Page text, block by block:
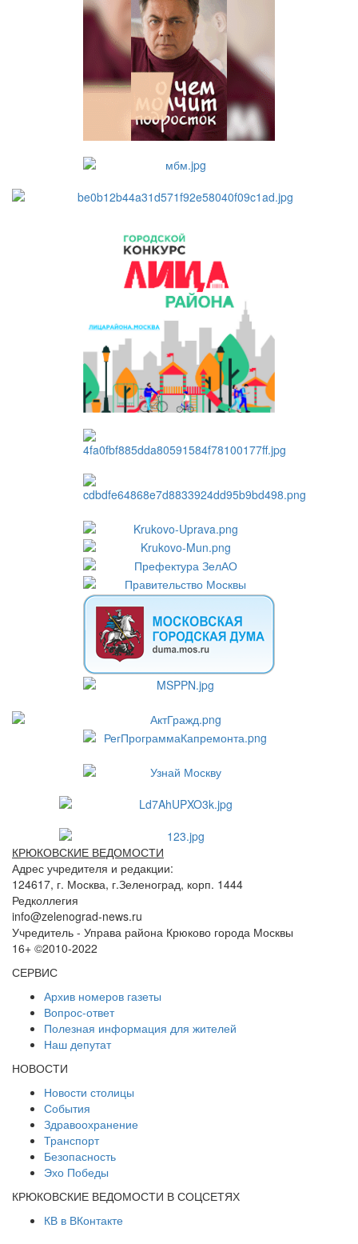
КРЮКОВСКИЕ ВЕДОМОСТИ
Адрес учредителя и редакции:
124617, г. Москва, г.Зеленоград, корп. 1444
Редколлегия
info@zelenograd-news.ru
Учредитель - Управа района Крюково города Москвы
16+ ©2010-2022
СЕРВИС
Архив номеров газеты
Вопрос-ответ
Полезная информация для жителей
Наш депутат
НОВОСТИ
Новости столицы
События
Здравоохранение
Транспорт
Безопасность
Эхо Победы
КРЮКОВСКИЕ ВЕДОМОСТИ В СОЦСЕТЯХ
КВ в ВКонтакте